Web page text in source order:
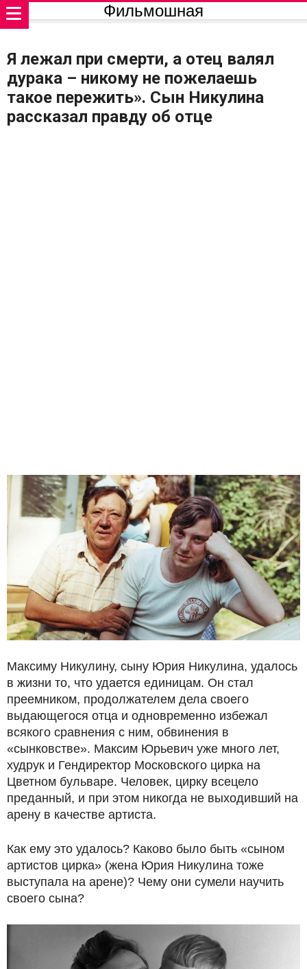
Фильмошная
Я лежал при смерти, а отец валял
дурака – никому не пожелаешь
такое пережить». Сын Никулина
рассказал правду об отце
Максиму Никулину, сыну Юрия Никулина, удалось
в жизни то, что удается единицам. Он стал
преемником, продолжателем дела своего
выдающегося отца и одновременно избежал
всякого сравнения с ним, обвинения в
«сынковстве». Максим Юрьевич уже много лет,
худрук и Гендиректор Московского цирка на
Цветном бульваре. Человек, цирку всецело
преданный, и при этом никогда не выходивший на
арену в качестве артиста.
Как ему это удалось? Каково было быть «сыном
артистов цирка» (жена Юрия Никулина тоже
выступала на арене)? Чему они сумели научить
своего сына?